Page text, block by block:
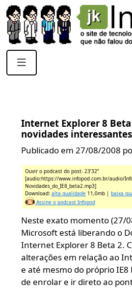
Internet Explorer 8 Beta
novidades interessantes
Publicado em 27/08/2008
Ouvir o podcast do post- 23’32”
[audio:https://www.infopod.com.br/audio/
Novidades_do_IE8_beta2.mp3]
Download: alta qualidade11,0mb | baixa
Assine o podcast Infopod
Neste exato momento (27/
Microsoft está liberando o
Internet Explorer 8 Beta 2.
alterações em relação ao
e até mesmo do próprio
de enrolar e ir direto ao